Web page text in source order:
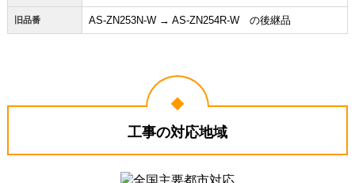
旧品番 AS-ZN253N-W → AS-ZN254R-W の後継品
工事の対応地域